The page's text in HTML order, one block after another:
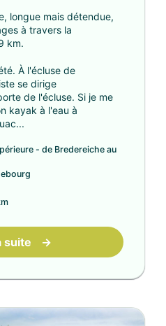
longue mais détendue,
à travers la
km.
À l'écluse de
se dirige
de l'écluse. Si je me
kayak à l'eau à
- de Bredereiche au
suite →